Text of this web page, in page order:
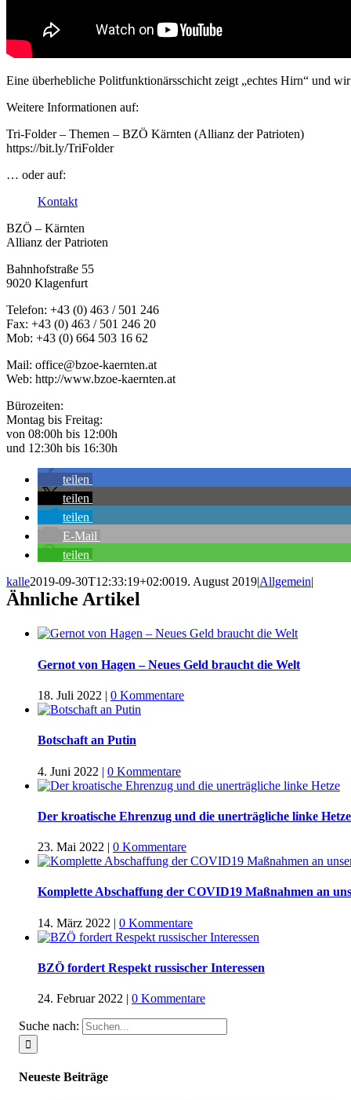
Eine überhebliche Politfunktionärsschicht zeigt „echtes Hirn“ und
Weitere Informationen auf:
Tri-Folder – Themen – BZÖ Kärnten (Allianz der Patrioten)
https://bit.ly/TriFolder
… oder auf:
Kontakt
BZÖ – Kärnten
Allianz der Patrioten
Bahnhofstraße 55
9020 Klagenfurt
Telefon: +43 (0) 463 / 501 246
Fax: +43 (0) 463 / 501 246 20
Mob: +43 (0) 664 503 16 62
Mail: office@bzoe-kaernten.at
Web: http://www.bzoe-kaernten.at
Bürozeiten:
Montag bis Freitag:
von 08:00h bis 12:00h
und 12:30h bis 16:30h
teilen
teilen
teilen
E-Mail
teilen
kalle2019-09-30T12:33:19+02:0019. August 2019|Allgemein|
Ähnliche Artikel
Gernot von Hagen – Neues Geld braucht die Welt
18. Juli 2022 | 0 Kommentare
Botschaft an Putin
4. Juni 2022 | 0 Kommentare
Der kroatische Ehrenzug und die unerträgliche linke Hetze
23. Mai 2022 | 0 Kommentare
Komplette Abschaffung der COVID19 Maßnahmen an
14. März 2022 | 0 Kommentare
BZÖ fordert Respekt russischer Interessen
24. Februar 2022 | 0 Kommentare
Suche nach:
Neueste Beiträge